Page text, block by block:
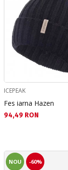
ICEPEAK
Fes iarna Hazen
Текуща цена:
94,49 RON
NOU -60%